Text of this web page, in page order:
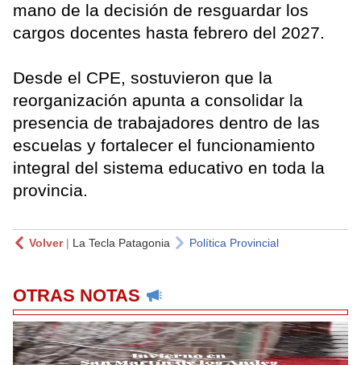
mano de la decisión de resguardar los
cargos docentes hasta febrero del 2027.
Desde el CPE, sostuvieron que la
reorganización apunta a consolidar la
presencia de trabajadores dentro de las
escuelas y fortalecer el funcionamiento
integral del sistema educativo en toda la
provincia.
Volver| La Tecla Patagonia Política Provincial
OTRAS NOTAS